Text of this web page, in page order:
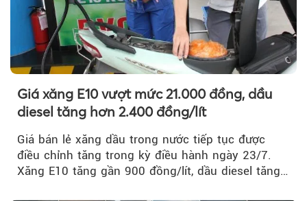
Giá xăng E10 vượt mức 21.000 đồng, dầu
diesel tăng hơn 2.400 đồng/lít
Giá bán lẻ xăng dầu trong nước tiếp tục được
điều chỉnh tăng trong kỳ điều hành ngày 23/7.
Xăng E10 tăng gần 900 đồng/lít, dầu diesel tăng